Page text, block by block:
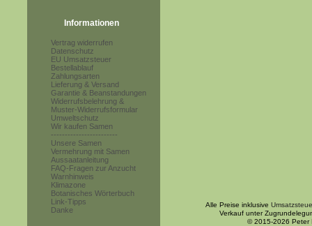
Informationen
Vertrag widerrufen
Datenschutz
EU Umsatzsteuer
Bestellablauf
Zahlungsarten
Lieferung & Versand
Garantie & Beanstandungen
Widerrufsbelehrung &
Muster-Widerrufsformular
Umweltschutz
Wir kaufen Samen
------------------------
Unsere Samen
Vermehrung mit Samen
Aussaatanleitung
FAQ-Fragen zur Anzucht
Warnhinweis
Klimazone
Botanisches Wörterbuch
Link-Tipps
Danke
Alle Preise inklusive
Verkauf unter
© 2015-2026 Peter